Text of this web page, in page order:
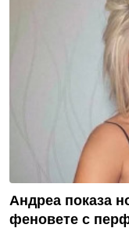
Андреа показа
феновете с